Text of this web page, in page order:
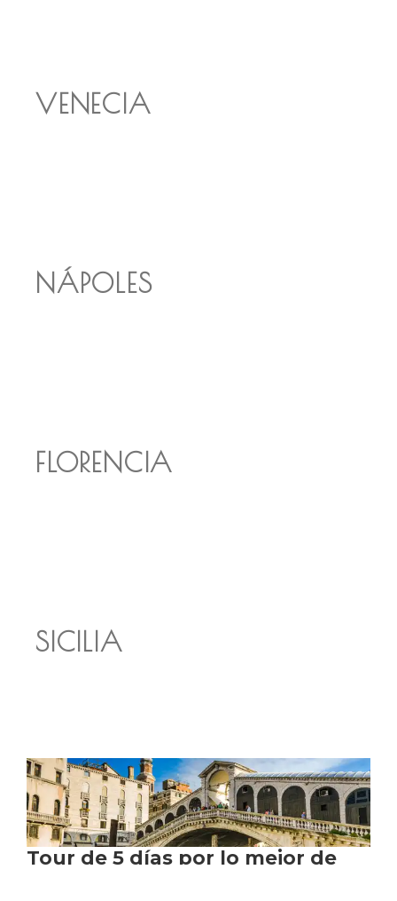
VENECIA
NÁPOLES
FLORENCIA
SICILIA